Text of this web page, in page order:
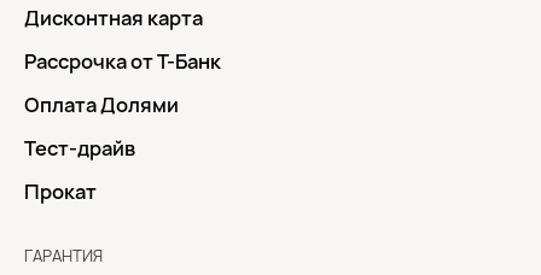
Дисконтная карта
Рассрочка от Т-Банк
Оплата Долями
Тест-драйв
Прокат
ГАРАНТИЯ